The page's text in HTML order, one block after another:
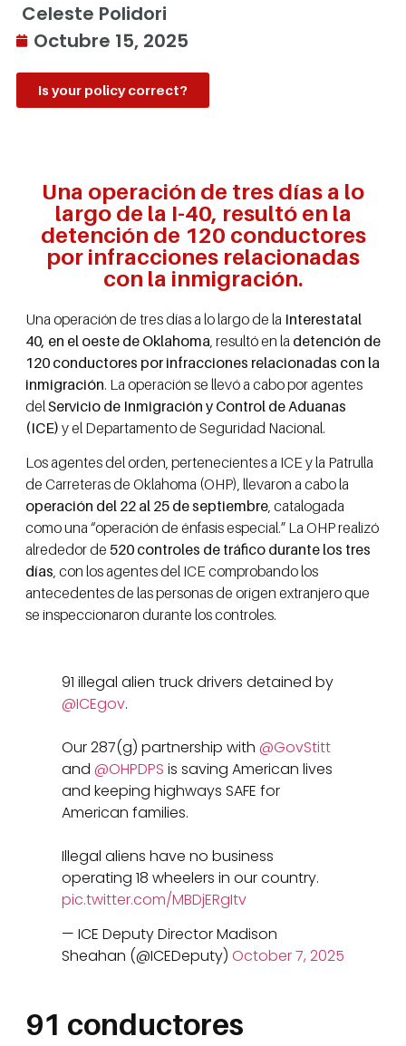
Celeste Polidori
Octubre 15, 2025
Is your policy correct?
Una operación de tres días a lo
largo de la I-40, resultó en la
detención de 120 conductores
por infracciones relacionadas
con la inmigración.
Una operación de tres días a lo largo de la Interestatal
40, en el oeste de Oklahoma, resultó en la detención de
120 conductores por infracciones relacionadas con la
inmigración. La operación se llevó a cabo por agentes
delServicio de Inmigración y Control de Aduanas
(ICE) y el Departamento de Seguridad Nacional.
Los agentes del orden, pertenecientes a ICE y la Patrulla
de Carreteras de Oklahoma (OHP), llevaron a cabo la
operación del 22 al 25 de septiembre, catalogada
como una “operación de énfasis especial.” La OHP realizó
alrededor de 520 controles de tráfico durante los tres
días, con los agentes del ICE comprobando los
antecedentes de las personas de origen extranjero que
se inspeccionaron durante los controles.
91 illegal alien truck drivers detained by
@ICEgov.
Our 287(g) partnership with @GovStitt
and @OHPDPS is saving American lives
and keeping highways SAFE for
American families.
Illegal aliens have no business
operating 18 wheelers in our country.
pic.twitter.com/MBDjERgItv
— ICE Deputy Director Madison
Sheahan (@ICEDeputy) October 7, 2025
91 conductores